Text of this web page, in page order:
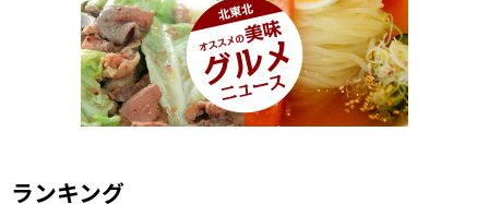
ランキング